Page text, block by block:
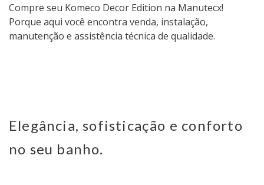
Compre seu Komeco Decor Edition na Manutecx!
Porque aqui você encontra venda, instalação,
manutenção e assistência técnica de qualidade.
Elegância, sofisticação e conforto
no seu banho.